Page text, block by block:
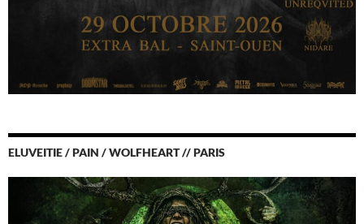
ELUVEITIE / PAIN / WOLFHEART // PARIS